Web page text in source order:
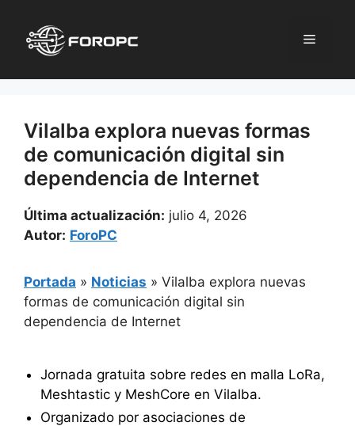
contenido
Menú
Vilalba explora nuevas formas
de comunicación digital sin
dependencia de Internet
Última actualización: julio 4, 2026
Autor: ForoPC
Portada » Noticias » Vilalba explora nuevas
formas de comunicación digital sin
dependencia de Internet
Jornada gratuita sobre redes en malla LoRa,
Meshtastic y MeshCore en Vilalba.
Organizado por asociaciones de